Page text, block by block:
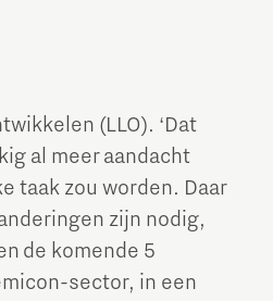
(LLO). ‘Dat
al meer aandacht
taak zou worden. Daar
zijn nodig,
de komende 5
sector, in een